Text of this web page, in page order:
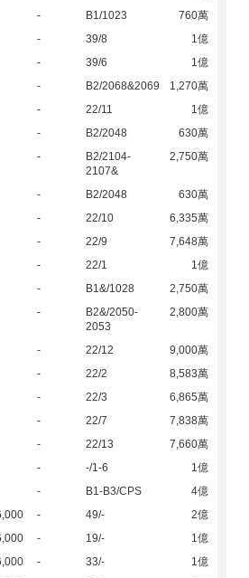
- B1/1023
760萬
- 39/8
1億
- 39/6
1億
- B2/2068&2069
1,270萬
- 22/11
1億
- B2/2048
630萬
-
B2/2104-
2107&
2,750萬
- B2/2048
630萬
- 22/10
6,335萬
- 22/9
7,648萬
- 22/1
1億
- B1&/1028
2,750萬
-
B2&/2050-
2053
2,800萬
- 22/12
9,000萬
- 22/2
8,583萬
- 22/3
6,865萬
- 22/7
7,838萬
- 22/13
7,660萬
- -/1-6
1億
- B1-B3/CPS
4億
- 49/-
2億
- 19/-
1億
- 33/-
1億